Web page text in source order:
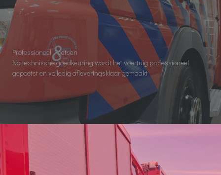
Professioneel Poetsen
Na technische goedkeuring wordt het voertuig professioneel
gepoetst en volledig afleveringsklaar gemaakt